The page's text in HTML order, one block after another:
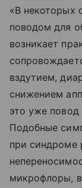
«В некоторых
поводом для
возникает
вздутием,
снижением
это уже повод
Подобные
при синдроме
микрофлоры,